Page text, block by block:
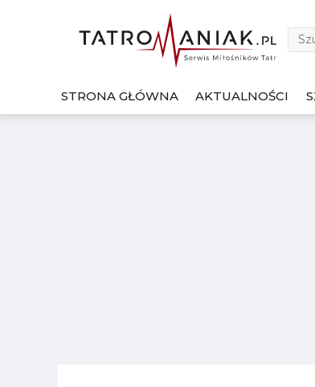
STRONA GŁÓWNA AKTUALNOŚCI